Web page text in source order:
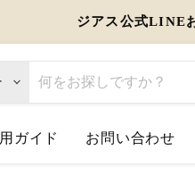
ジアス公式LINE
ガイド お問い合わせ